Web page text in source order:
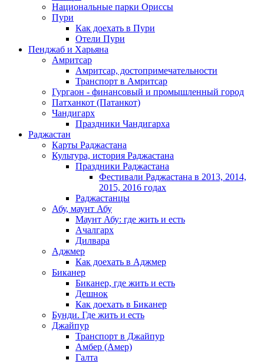
Национальные парки Ориссы
Пури
Как доехать в Пури
Отели Пури
Пенджаб и Харьяна
Амритсар
Амритсар, достопримечательности
Транспорт в Амритсар
Гургаон - финансовый и промышленный город
Патханкот (Патанкот)
Чандигарх
Праздники Чандигарха
Раджастан
Карты Раджастана
Культура, история Раджастана
Праздники Раджастана
Фестивали Раджастана в 2013, 2014,
2015, 2016 годах
Раджастанцы
Абу, маунт Абу
Маунт Абу: где жить и есть
Ачалгарх
Дилвара
Аджмер
Как доехать в Аджмер
Биканер
Биканер, где жить и есть
Дешнок
Как доехать в Биканер
Бунди. Где жить и есть
Джайпур
Транспорт в Джайпур
Амбер (Амер)
Галта